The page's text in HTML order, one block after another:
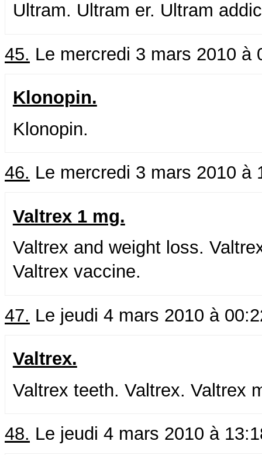
Ultram. Ultram er. Ultram
45. Le mercredi 3 mars 2010 à
Klonopin.
Klonopin.
46. Le mercredi 3 mars 2010 à
Valtrex 1 mg.
Valtrex and weight loss.
Valtrex vaccine.
47. Le jeudi 4 mars 2010 à
Valtrex.
Valtrex teeth. Valtrex. Valtrex
48. Le jeudi 4 mars 2010 à